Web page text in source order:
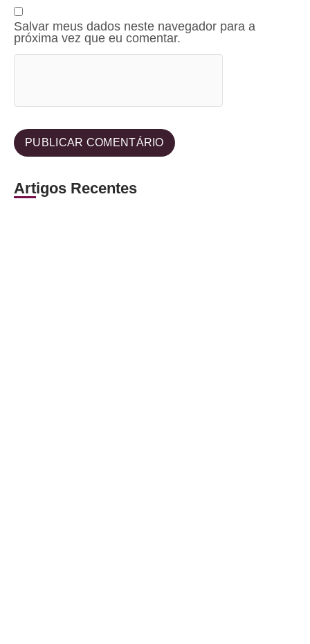
Salvar meus dados neste navegador para a
próxima vez que eu comentar.
Artigos Recentes